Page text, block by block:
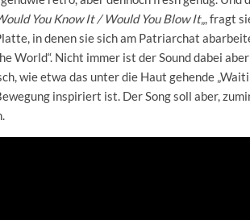
You Know It / Would You Blow It„, fragt
in denen sie sich am Patriarchat
World“. Nicht immer ist der Sound dabei
wie etwa das unter die Haut gehende
inspiriert ist. Der Song soll aber,